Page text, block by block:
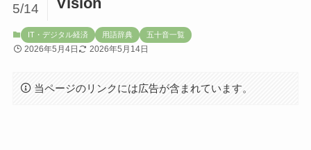
5/14
IT・デジタル経済 用語辞典 五十音一覧
2026年5月4日 2026年5月14日
当ページのリンクには広告が含まれています。